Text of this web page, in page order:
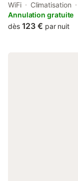
d'une vue
du Haut-
idyllique et proche
WiFi Climatisation
Annulation gratuite
dès 123 € par nuit